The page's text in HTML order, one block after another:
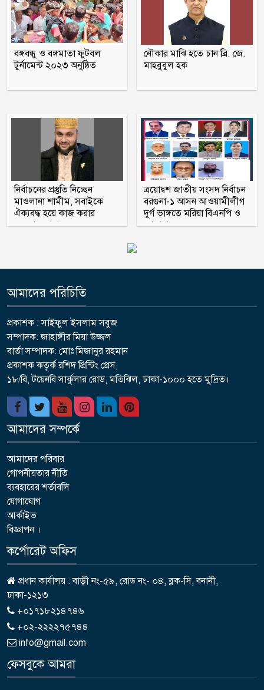
পুলিশকে পিটিয়ে রক্তাক্ত করেছি এ দৃশ্য কি
আপনারা দেখেননি, সমাবেশে এনসিপি নেতা
সাকিব ‘খুনীর প্রমাণিত দোসর, ফ্যাসিস্ট’:
আসিফ আকবর
বঙ্গবন্ধু ও বঙ্গমাতা ফুটবল
টুর্নামেন্ট ২০২৩ অনুষ্ঠিত
নৌকার মাঝি হতে চান ব্রি. জে.
মাহবুবুল হক
নির্বাচনের প্রস্তুতি নিচ্ছেন
মাওলানা শামীম, সবাইকে
ঐক্যবদ্ধ হয়ে কাজ করার
অহব্বান জানান
ত্রয়োদ্বশ জাতীয় সংসদ নির্বাচন
বরগুনা-১ আসন আওয়ামীলীগ
দুর্গ ভাঙ্গতে মরিয়া বিএনপি ও
জামায়াত
আমাদের পরিচিতি
প্রকাশক : সাইফুল ইসলাম সবুজ
সম্পাদক: জাহাঙ্গীর মিয়া উজ্জল
বার্তা সম্পাদক: মোঃ মিজানুর রহমান
প্রকাশক কতৃর্ক রশিদ প্রিন্টিং প্রেস,
১৮/বি, টয়েনবি সার্কুলার রোড, মতিঝিল, ঢাকা-১০০০ হতে মুদ্রিত।
আমাদের সম্পর্কে
আমাদের পরিবার
গোপনীয়তার নীতি
ব্যবহারের শর্তাবলি
যোগাযোগ
আর্কাইভ
বিজ্ঞাপন ।
কর্পোরেট অফিস
প্রধান কার্যালয় : বাড়ী নং-৫৯, রোড নং- ০৪, ব্লক-সি, বনানী,
ঢাকা-১২১৩
+০১৭১৮২১৪৭৪৬
+০২-২২২২৭৫৭৪৪
info@gmail.com
ফেসবুকে আমরা